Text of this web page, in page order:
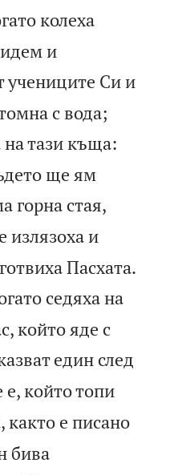
колеха
и
учениците Си и
с вода;
на тази къща:
ще ям
горна стая,
излязоха и
Пасхата.
седяха на
който яде с
един след
който топи
е писано
бива